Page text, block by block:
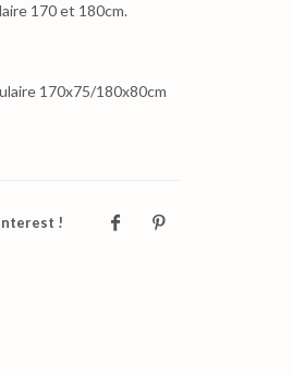
170 et 180cm.
170x75/180x80cm
!